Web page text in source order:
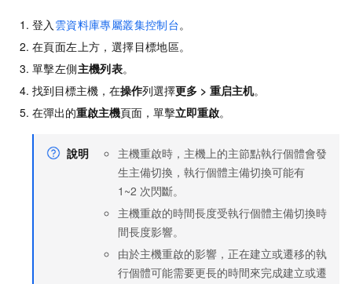
登入 雲資料庫專屬叢集控制台。
在頁面左上方，選擇目標地區。
單擊左側主機列表。
找到目標主機，在操作列選擇更多 > 重启主机。
在彈出的重啟主機頁面，單擊立即重啟。
說明
主機重啟時，主機上的主節點執行個體會發
生主備切換，執行個體主備切換可能有
1~2 次閃斷。
主機重啟的時間長度受執行個體主備切換時
間長度影響。
由於主機重啟的影響，正在建立或遷移的執
行個體可能需要更長的時間來完成建立或遷